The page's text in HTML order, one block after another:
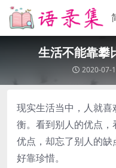
生活不能靠攀
2020-07-
现实生活当中，人就
衡。看到别人的优点
优点，却忘了别人的
好靠珍惜。